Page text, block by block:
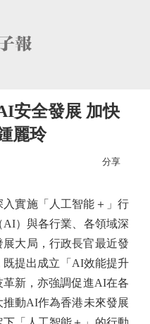
安全發展 加快
麗玲
分享
實施「人工智能＋」行
）與各行業、各領域深
大局，行政長官最近發
提出成立「AI效能提升
新，亦強調促進AI在各
動AI作為香港未來發展